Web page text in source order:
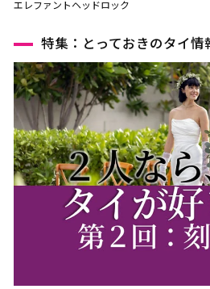
エレファントヘッドロック
特集：とっておきのタイ情